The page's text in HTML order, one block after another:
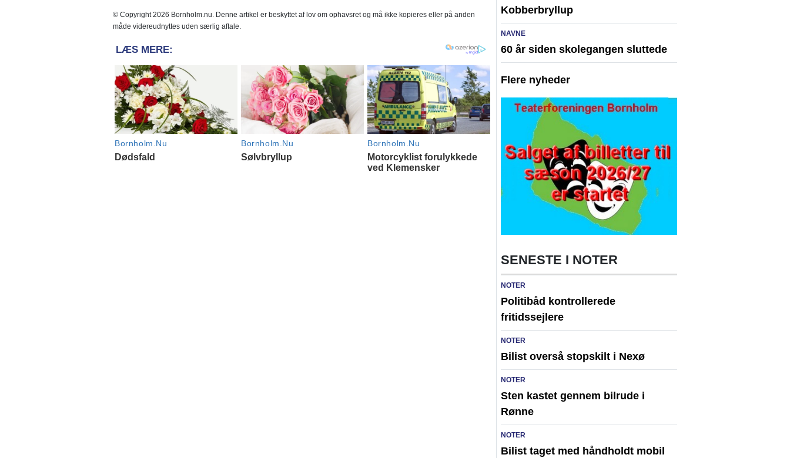
© Copyright 2026 Bornholm.nu. Denne artikel er beskyttet af lov om ophavsret og må ikke kopieres eller på anden
måde videreudnyttes uden særlig aftale.
Kobberbryllup
NAVNE
60 år siden skolegangen sluttede
Flere nyheder
SENESTE I NOTER
NOTER
Politibåd kontrollerede
fritidssejlere
NOTER
Bilist overså stopskilt i Nexø
NOTER
Sten kastet gennem bilrude i
Rønne
NOTER
Bilist taget med håndholdt mobil